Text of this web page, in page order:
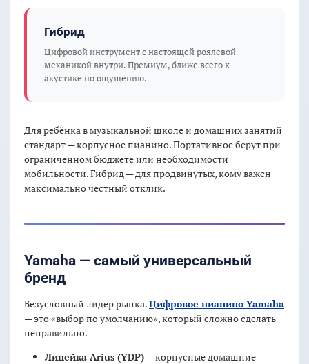
Гибрид
Цифровой инструмент с настоящей роялевой
механикой внутри. Премиум, ближе всего к
акустике по ощущению.
Для ребёнка в музыкальной школе и домашних занятий
стандарт — корпусное пианино. Портативное берут при
ограниченном бюджете или необходимости
мобильности. Гибрид — для продвинутых, кому важен
максимально честный отклик.
Yamaha — самый универсальный
бренд
Безусловный лидер рынка.Цифровое пианино Yamaha
— это «выбор по умолчанию», который сложно сделать
неправильно.
Линейка Arius (YDP)— корпусные домашние